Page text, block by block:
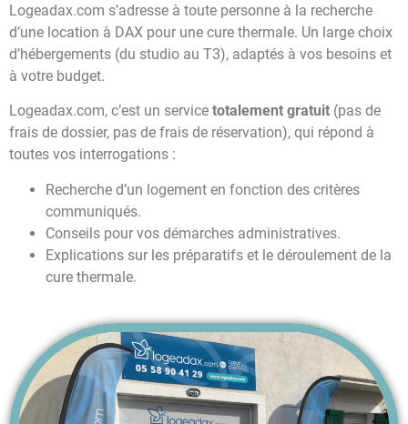
Logeadax.com s’adresse à toute personne à la recherche
d’une location à DAX pour une cure thermale. Un large choix
d’hébergements (du studio au T3), adaptés à vos besoins et
à votre budget.
Logeadax.com, c’est un service totalement gratuit (pas de
frais de dossier, pas de frais de réservation), qui répond à
toutes vos interrogations :
Recherche d’un logement en fonction des critères
communiqués.
Conseils pour vos démarches administratives.
Explications sur les préparatifs et le déroulement de la
cure thermale.